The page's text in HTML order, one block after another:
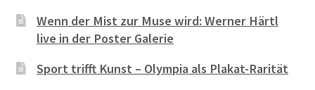
Wenn der Mist zur Muse wird: Werner Härtl
live in der Poster Galerie
Sport trifft Kunst – Olympia als Plakat-Rarität